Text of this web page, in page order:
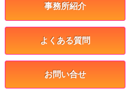
事務所紹介
よくある質問
お問い合せ